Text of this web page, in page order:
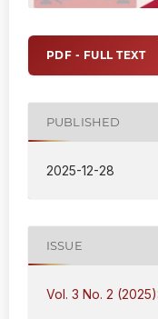
PDF - FULL TEXT
PUBLISHED
2025-12-28
ISSUE
Vol. 3 No. 2